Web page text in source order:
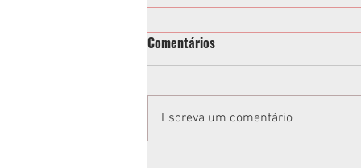
Comentários
Escreva um comentário